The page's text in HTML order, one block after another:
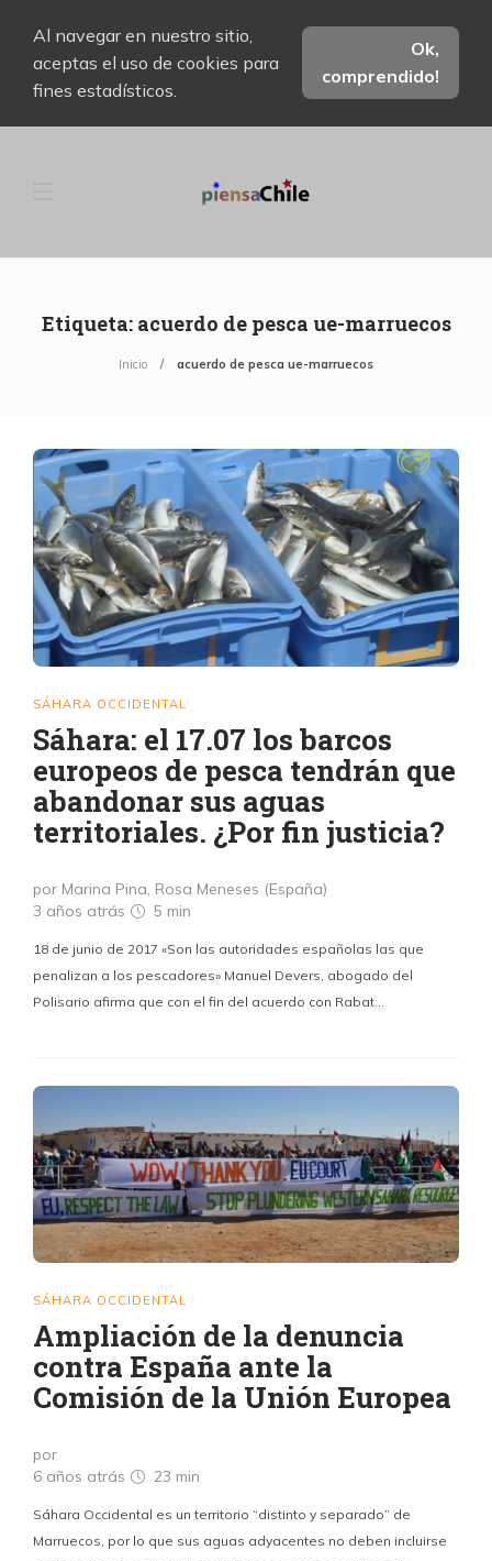
Al navegar en nuestro sitio,
aceptas el uso de cookies para
fines estadísticos.
Ok,
comprendido!
Etiqueta: acuerdo de pesca ue-marruecos
Inicio acuerdo de pesca ue-marruecos
SÁHARA OCCIDENTAL
Sáhara: el 17.07 los barcos
europeos de pesca tendrán que
abandonar sus aguas
territoriales. ¿Por fin justicia?
por Marina Pina, Rosa Meneses (España)
3 años atrás
5 min
18 de junio de 2017 «Son las autoridades españolas las que
penalizan a los pescadores» Manuel Devers, abogado del
Polisario afirma que con el fin del acuerdo con Rabat…
SÁHARA OCCIDENTAL
Ampliación de la denuncia
contra España ante la
Comisión de la Unión Europea
por
6 años atrás
23 min
Sáhara Occidental es un territorio “distinto y separado” de
Marruecos, por lo que sus aguas adyacentes no deben incluirse